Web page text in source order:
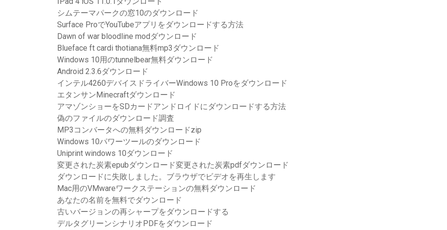
シムテーマパークの窓10のダウンロード
Surface ProでYouTubeアプリをダウンロードする方法
Dawn of war bloodline modダウンロード
Blueface ft cardi thotiana無料mp3ダウンロード
Windows 10用のtunnelbear無料ダウンロード
Android 2.3.6ダウンロード
インテル4260デバイスドライバーWindows 10 Proをダウンロード
エタンサンMinecraftダウンロード
アマゾンショーをSDカードアンドロイドにダウンロードする方法
偽のファイルのダウンロード調査
MP3コンバータへの無料ダウンロードzip
Windows 10パワーツールのダウンロード
Uniprint windows 10ダウンロード
変更された炭素epubダウンロード変更された炭素pdfダウンロード
ダウンロードに失敗しました。ブラウザでビデオを再生します
Mac用のVMwareワークステーションの無料ダウンロード
あなたの名前を無料でダウンロード
古いバージョンの再シャープをダウンロードする
デルタグリーンシナリオPDFをダウンロード